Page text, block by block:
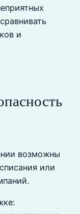
и
возможны
или